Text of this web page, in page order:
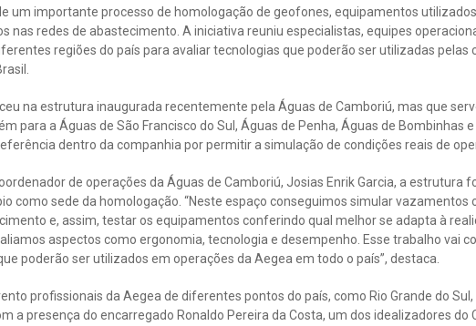
um importante processo de homologação de geofones, equipamentos
nas redes de abastecimento. A iniciativa reuniu especialistas, equipes
regiões do país para avaliar tecnologias que poderão ser utilizadas pelas
na estrutura inaugurada recentemente pela Águas de Camboriú, mas que
para a Águas de São Francisco do Sul, Águas de Penha, Águas de Bombinhas e
dentro da companhia por permitir a simulação de condições reais de
de operações da Águas de Camboriú, Josias Enrik Garcia, a estrutura
como sede da homologação. “Neste espaço conseguimos simular vazamentos
e, assim, testar os equipamentos conferindo qual melhor se adapta à
aspectos como ergonomia, tecnologia e desempenho. Esse trabalho vai
poderão ser utilizados em operações da Aegea em todo o país”, destaca.
profissionais da Aegea de diferentes pontos do país, como Rio Grande do Sul,
a presença do encarregado Ronaldo Pereira da Costa, um dos idealizadores do